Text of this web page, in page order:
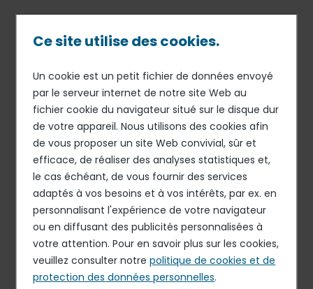
principal
Fil
d'Ariane
25 JUIL 18 FINANCE
Bonne dynamique de
croissance sur les 9
premiers mois de l’exercice,
perspectives annuelles
confirmées
Elior Group (Euronext Paris – ISIN : FR 0011950732), un des
leaders mondiaux de la restauration et des services,
publie son chiffre d’affaires au 30 juin 2018, pour les 9
Ce site utilise des cookies.
Un cookie est un petit fichier de données envoyé
par le serveur internet de notre site Web au
fichier cookie du navigateur situé sur le disque dur
de votre appareil. Nous utilisons des cookies afin
de vous proposer un site Web convivial, sûr et
efficace, de réaliser des analyses statistiques et,
le cas échéant, de vous fournir des services
adaptés à vos besoins et à vos intérêts, par ex. en
personnalisant l'expérience de votre navigateur
ou en diffusant des publicités personnalisées à
votre attention. Pour en savoir plus sur les cookies,
veuillez consulter notrepolitique de cookies et de
protection des données personnelles.